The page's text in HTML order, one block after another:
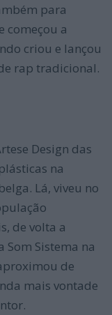
para
começou a
criou e lançou
rap tradicional.
Design das
na
Lá, viveu no
de volta a
Sistema na
de
mais vontade